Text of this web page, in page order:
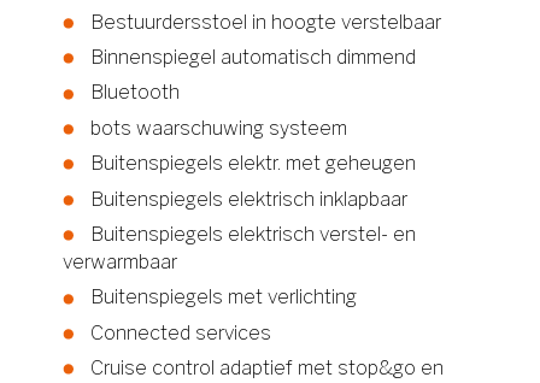
Bestuurdersstoel in hoogte verstelbaar
Binnenspiegel automatisch dimmend
Bluetooth
bots waarschuwing systeem
Buitenspiegels elektr. met geheugen
Buitenspiegels elektrisch inklapbaar
Buitenspiegels elektrisch verstel- en
verwarmbaar
Buitenspiegels met verlichting
Connected services
Cruise control adaptief met stop&go en